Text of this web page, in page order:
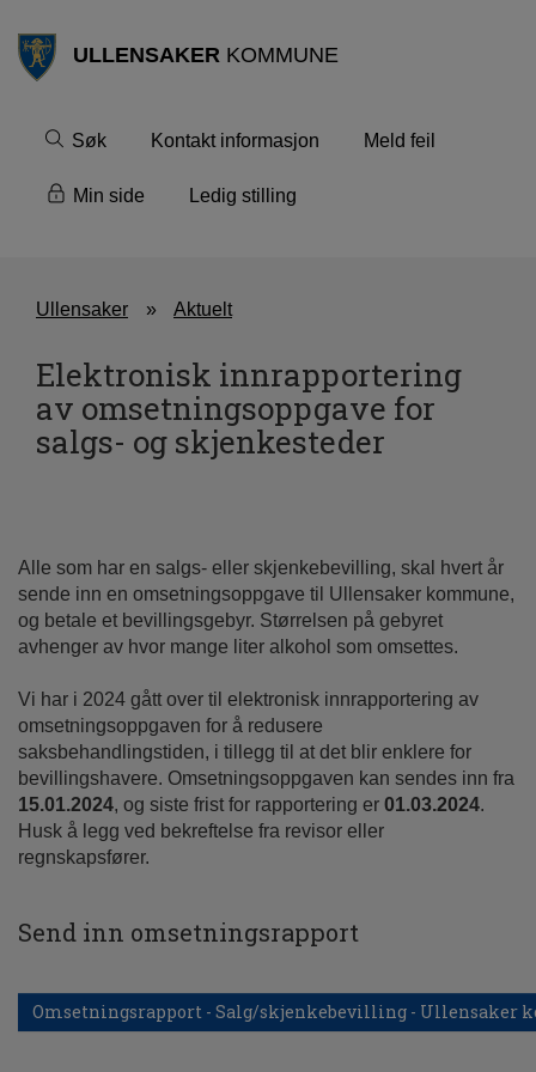
ULLENSAKERKOMMUNE
Søk Kontakt informasjon Meld feil
Min side Ledig stilling
Ullensaker Aktuelt
Elektronisk innrapportering
av omsetningsoppgave for
salgs- og skjenkesteder
Alle som har en salgs- eller skjenkebevilling, skal hvert år
sende inn en omsetningsoppgave til Ullensaker kommune,
og betale et bevillingsgebyr. Størrelsen på gebyret
avhenger av hvor mange liter alkohol som omsettes.
Vi har i 2024 gått over til elektronisk innrapportering av
omsetningsoppgaven for å redusere
saksbehandlingstiden, i tillegg til at det blir enklere for
bevillingshavere. Omsetningsoppgaven kan sendes inn fra
15.01.2024, og siste frist for rapportering er 01.03.2024.
Husk å legg ved bekreftelse fra revisor eller
regnskapsfører.
Send inn omsetningsrapport
Omsetningsrapport - Salg/skjenkebevilling - Ullensaker